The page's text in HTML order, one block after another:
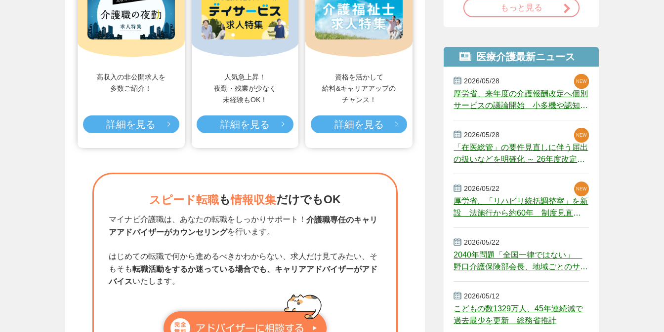
高収入の非公開求人を
多数ご紹介！
詳細を見る
人気急上昇！
夜勤・残業が少なく
未経験もOK！
詳細を見る
資格を活かして
給料&キャリアアップの
チャンス！
詳細を見る
スピード転職も情報収集だけでもOK
マイナビ介護職は、あなたの転職をしっかりサポート！ 介護職専任のキャリ
アアドバイザーがカウンセリングを行います。
はじめての転職で何から進めるべきかわからない、求人だけ見てみたい、そ
もそも転職活動をするか迷っている場合でも、キャリアアドバイザーがアド
バイスいたします。
もっと見る
医療介護最新ニュース
2026/05/28
厚労省、来年度の介護報酬改定へ個別
サービスの議論開始 小多機や認知症
NEW
NEW
NEW
2026/05/28
「在医総管」の要件見直しに伴う届出
の扱いなどを明確化 ～ 26年度改定疑
NEW
NEW
2026/05/22
厚労省、「リハビリ統括調整室」を新
設 法施行から約60年 制度見直し
NEW
2026/05/22
2040年問題「全国一律ではない」
野口介護保険部会長、地域ごとのサー
2026/05/12
こどもの数1329万人、45年連続減で
過去最少を更新 総務省推計